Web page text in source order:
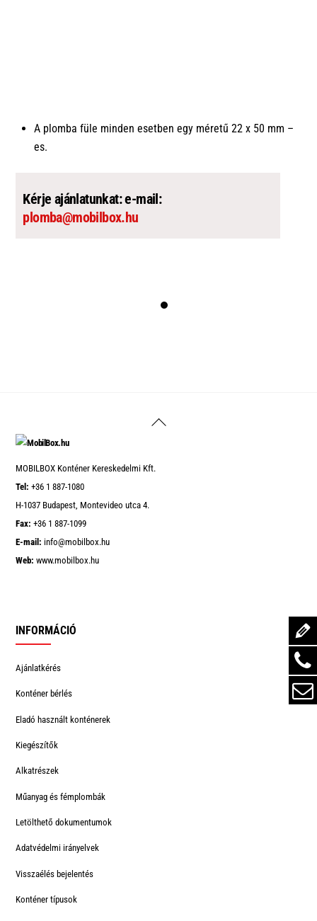
A plomba füle minden esetben egy méretű 22 x 50 mm –
es.
Kérje ajánlatunkat: e-mail:
plomba@mobilbox.hu
Back
MOBILBOX Konténer Kereskedelmi Kft.
Tel: +36 1 887-1080
H-1037 Budapest, Montevideo utca 4.
Fax: +36 1 887-1099
E-mail: info@mobilbox.hu
Web: www.mobilbox.hu
INFORMÁCIÓ
Ajánlatkérés
Konténer bérlés
Eladó használt konténerek
Kiegészítők
Alkatrészek
Műanyag és fémplombák
Letölthető dokumentumok
Adatvédelmi irányelvek
Visszaélés bejelentés
Konténer típusok